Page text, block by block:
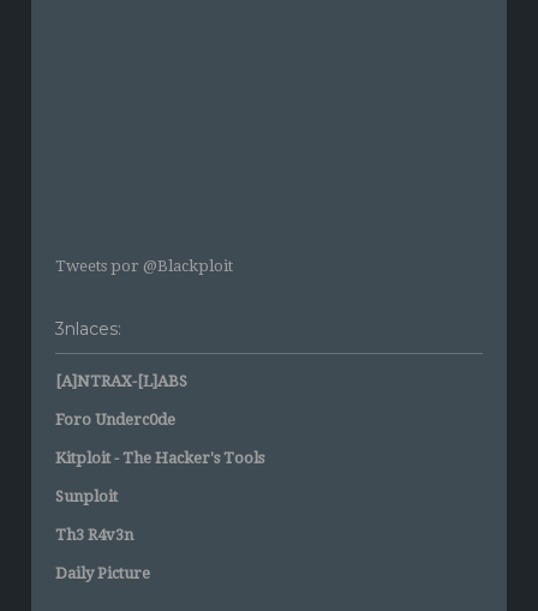
Tweets por @Blackploit
3nlaces:
[A]NTRAX-[L]ABS
Foro Underc0de
Kitploit - The Hacker's Tools
Sunploit
Th3 R4v3n
Daily Picture